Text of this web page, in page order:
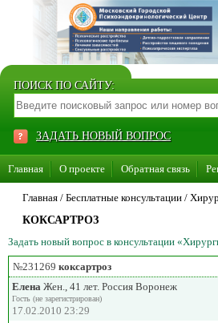
ПОИСК ПО САЙТУ:
ЗАДАТЬ НОВЫЙ ВОПРОС
Главная О проекте Обратная связь
Стать консультантом нашего сайта
Суперакция «Каждому врачу свой сайт»
Главная / Бесплатные консультации /
КОКСАРТРОЗ
Задать новый вопрос в консультации
№231269 коксартроз
Елена Жен., 41 лет. Россия Воронеж
Гость (не зарегистрирован)
17.02.2010 23:29